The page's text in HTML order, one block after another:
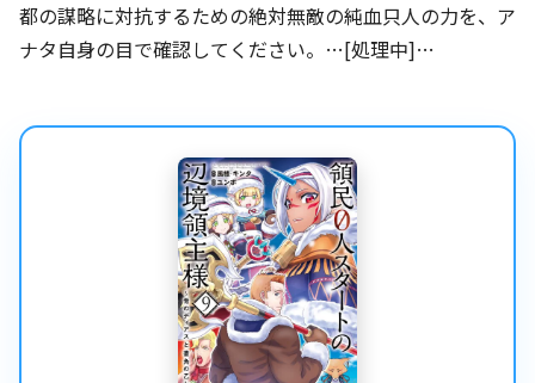
都の謀略に対抗するための絶対無敵の純血只人の力を、ア
ナタ自身の目で確認してください。…[処理中]…